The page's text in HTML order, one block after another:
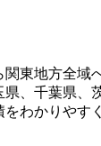
戦される方
わせた精密
東地方全域
、千葉県、
わかりやす